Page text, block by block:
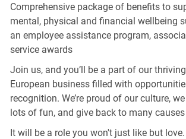
Comprehensive package of benefits to
mental, physical and financial wellbeing
an employee assistance program,
service awards
Join us, and you’ll be a part of our
European business filled with
recognition. We’re proud of our culture,
lots of fun, and give back to many
It will be a role you won't just like but love.